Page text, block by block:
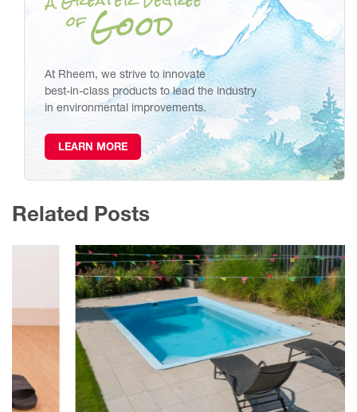
At Rheem, we strive to innovate
best-in-class products to lead the industry
in environmental improvements.
LEARN MORE
Related Posts